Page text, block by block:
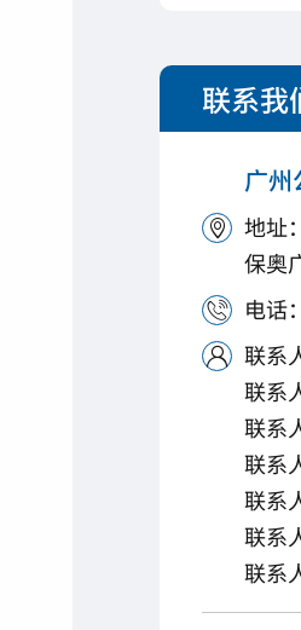
联系我
广州
 地址
保奥
 电话
 联系
联系
联系
联系
联系
联系
联系